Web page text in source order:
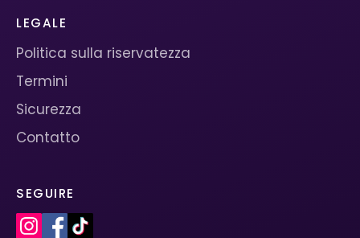
LEGALE
Politica sulla riservatezza
Termini
Sicurezza
Contatto
SEGUIRE